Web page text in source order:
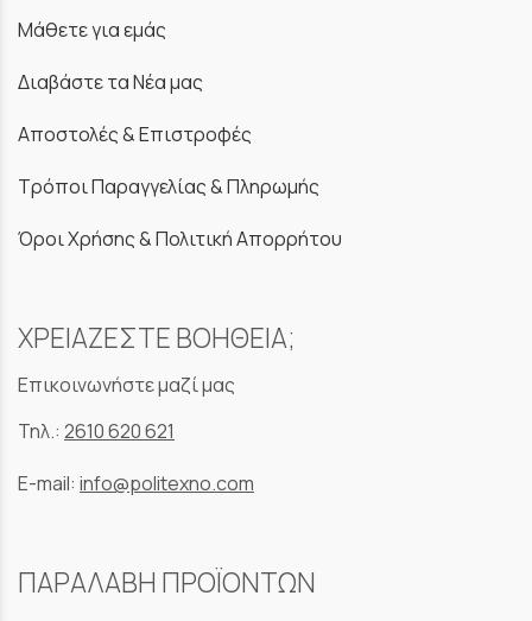
Μάθετε για εμάς
Διαβάστε τα Νέα μας
Αποστολές & Επιστροφές
Τρόποι Παραγγελίας & Πληρωμής
Όροι Χρήσης & Πολιτική Απορρήτου
ΧΡΕΙΑΖΕΣΤΕ ΒΟΗΘΕΙΑ;
Επικοινωνήστε μαζί μας
Τηλ.: 2610 620 621
E-mail: info@politexno.com
ΠΑΡΑΛΑΒΗ ΠΡΟΪΟΝΤΩΝ